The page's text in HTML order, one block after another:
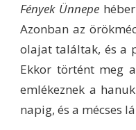
Fények Ünnepe
Azonban az
olajat találtak, és a
Ekkor történt meg
emlékeznek a
napig, és a mécses